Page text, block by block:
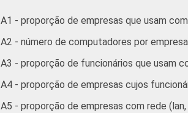
A1 - proporção de empresas que usam
A2 - número de computadores por empresa
A3 - proporção de funcionários que usam
A4 - proporção de empresas cujos
A5 - proporção de empresas com rede